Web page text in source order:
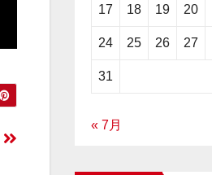
17 18 19 20
24 25 26 27
31
« 7月